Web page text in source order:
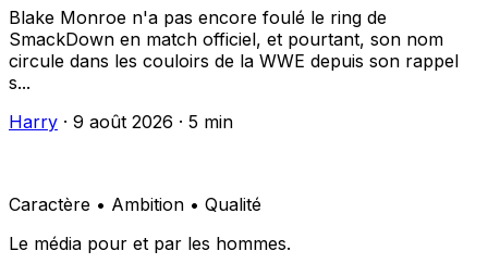
Blake Monroe n'a pas encore foulé le ring de
SmackDown en match officiel, et pourtant, son nom
circule dans les couloirs de la WWE depuis son rappel
s...
Harry · 9 août 2026 · 5 min
Caractère • Ambition • Qualité
Le média pour et par les hommes.